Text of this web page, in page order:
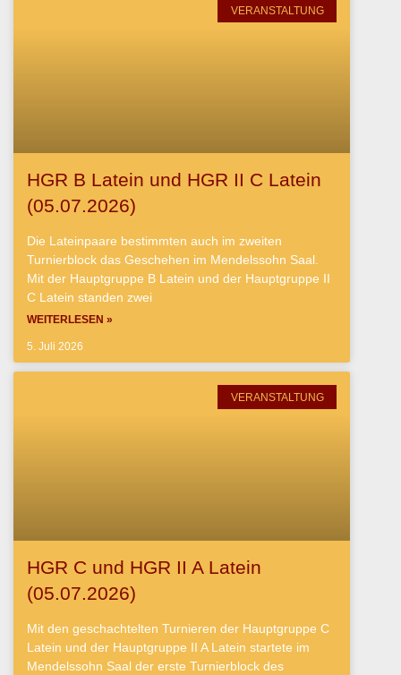
VERANSTALTUNG
HGR B Latein und HGR II C Latein
(05.07.2026)
Die Lateinpaare bestimmten auch im zweiten
Turnierblock das Geschehen im Mendelssohn Saal.
Mit der Hauptgruppe B Latein und der Hauptgruppe II
C Latein standen zwei
WEITERLESEN »
5. Juli 2026
VERANSTALTUNG
HGR C und HGR II A Latein
(05.07.2026)
Mit den geschachtelten Turnieren der Hauptgruppe C
Latein und der Hauptgruppe II A Latein startete im
Mendelssohn Saal der erste Turnierblock des